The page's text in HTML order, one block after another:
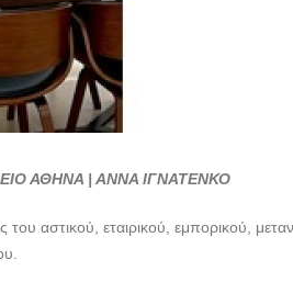
ΑΘΗΝΑ | ΑΝΝΑ ΙΓΝΑΤΕΝΚΟ
αστικού, εταιρικού, εμπορικού,